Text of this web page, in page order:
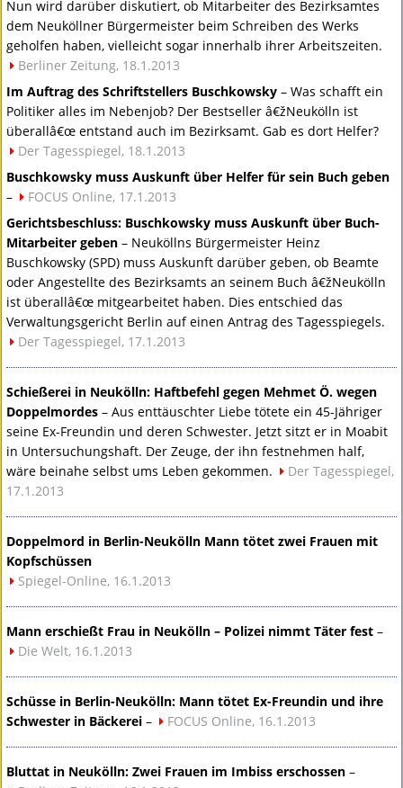
Nun wird darüber diskutiert, ob Mitarbeiter des Bezirksamtes
dem Neuköllner Bürgermeister beim Schreiben des Werks
geholfen haben, vielleicht sogar innerhalb ihrer Arbeitszeiten.
Berliner Zeitung, 18.1.2013
Im Auftrag des Schriftstellers Buschkowsky – Was schafft ein
Politiker alles im Nebenjob? Der Bestseller â€žNeukölln ist
überallâ€œ entstand auch im Bezirksamt. Gab es dort Helfer?
Der Tagesspiegel, 18.1.2013
Buschkowsky muss Auskunft über Helfer für sein Buch geben
–
FOCUS Online, 17.1.2013
Gerichtsbeschluss: Buschkowsky muss Auskunft über Buch-
Mitarbeiter geben – Neuköllns Bürgermeister Heinz
Buschkowsky (SPD) muss Auskunft darüber geben, ob Beamte
oder Angestellte des Bezirksamts an seinem Buch â€žNeukölln
ist überallâ€œ mitgearbeitet haben. Dies entschied das
Verwaltungsgericht Berlin auf einen Antrag des Tagesspiegels.
Der Tagesspiegel, 17.1.2013
Schießerei in Neukölln: Haftbefehl gegen Mehmet Ö. wegen
Doppelmordes – Aus enttäuschter Liebe tötete ein 45-Jähriger
seine Ex-Freundin und deren Schwester. Jetzt sitzt er in Moabit
in Untersuchungshaft. Der Zeuge, der ihn festnehmen half,
wäre beinahe selbst ums Leben gekommen.
Der Tagesspiegel,
17.1.2013
Doppelmord in Berlin-Neukölln Mann tötet zwei Frauen mit
Kopfschüssen
Spiegel-Online, 16.1.2013
Mann erschießt Frau in Neukölln – Polizei nimmt Täter fest –
Die Welt, 16.1.2013
Schüsse in Berlin-Neukölln: Mann tötet Ex-Freundin und ihre
Schwester in Bäckerei – FOCUS Online, 16.1.2013
Bluttat in Neukölln: Zwei Frauen im Imbiss erschossen –